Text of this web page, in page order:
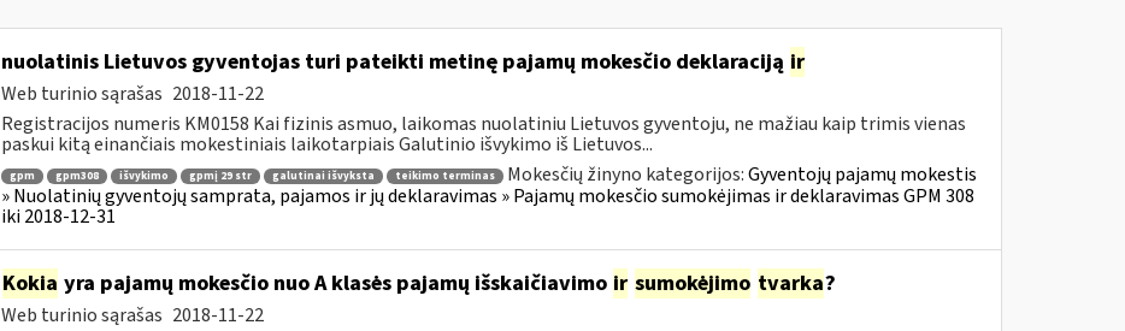
nuolatinis Lietuvos gyventojas turi pateikti metinę pajamų mokesčio deklaraciją ir
Web turinio sąrašas 2018-11-22
Registracijos numeris KM0158 Kai fizinis asmuo, laikomas nuolatiniu Lietuvos gyventoju, ne mažiau kaip trimis vienas
paskui kitą einančiais mokestiniais laikotarpiais Galutinio išvykimo iš Lietuvos...
gpm gpm308 išvykimo gpmį 29 str galutinai išvyksta teikimo terminas Mokesčių žinyno kategorijos:Gyventojų pajamų mokestis
» Nuolatinių gyventojų samprata, pajamos ir jų deklaravimas » Pajamų mokesčio sumokėjimas ir deklaravimas GPM 308
iki 2018-12-31
Kokia yra pajamų mokesčio nuo A klasės pajamų išskaičiavimo ir sumokėjimo tvarka?
Web turinio sąrašas 2018-11-22